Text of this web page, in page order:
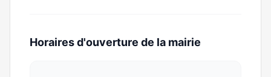
Horaires d'ouverture de la mairie